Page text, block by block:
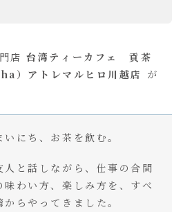
門店台湾ティーカフェ 貢茶
）アトレマルヒロ川越店 が
にち、お茶を飲む。
と話しながら、仕事の合間
味わい方、楽しみ方を、すべ
らやってきました。